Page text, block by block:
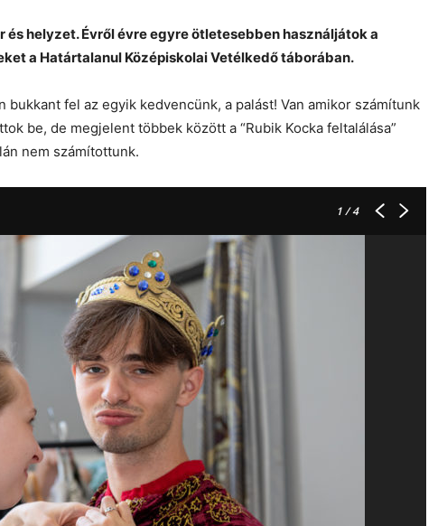
és helyzet. Évről évre egyre ötletesebben használjátok a
a Határtalanul Középiskolai Vetélkedő táborában.
bukkant fel az egyik kedvencünk, a palást! Van amikor számítunk
be, de megjelent többek között a “Rubik Kocka feltalálása”
nem számítottunk.
1/ 4